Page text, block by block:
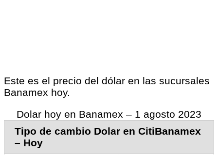
Este es el precio del dólar en las sucursales
Banamex hoy.
Dolar hoy en Banamex – 1 agosto 2023
Tipo de cambio Dolar en CitiBanamex
– Hoy